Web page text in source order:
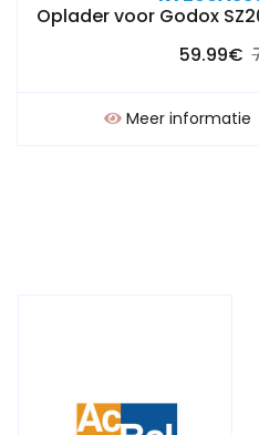
Oplader voor Godox
59.99€
Meer informatie